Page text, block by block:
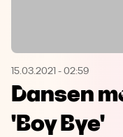
Opera
15.03.2021 - 02:59
Dansen
'Boy Bye'